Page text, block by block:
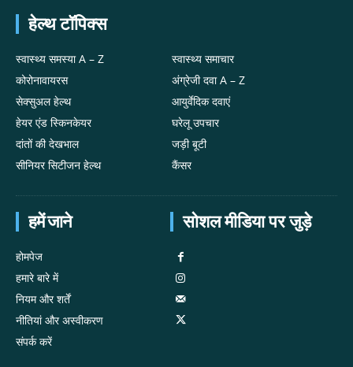
हेल्थ टॉपिक्स
स्वास्थ्य समस्या A – Z
कोरोनावायरस
सेक्सुअल हेल्थ
हेयर एंड स्किनकेयर
दांतों की देखभाल
सीनियर सिटीजन हेल्थ
स्वास्थ्य समाचार
अंग्रेजी दवा A – Z
आयुर्वेदिक दवाएं
घरेलू उपचार
जड़ी बूटी
कैंसर
हमें जाने
होमपेज
हमारे बारे में
नियम और शर्तें
नीतियां और अस्वीकरण
संपर्क करें
सोशल मीडिया पर जुड़े